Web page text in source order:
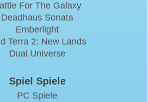
For The Galaxy
Deadhaus Sonata
Emberlight
Terra 2: New Lands
Dual Universe
Spiel Spiele
PC Spiele